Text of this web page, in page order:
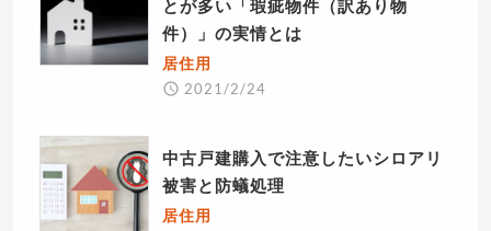
とが多い「瑕疵物件（訳あり物
件）」の実情とは
居住用
2021/2/24
中古戸建購入で注意したいシロアリ
被害と防蟻処理
居住用